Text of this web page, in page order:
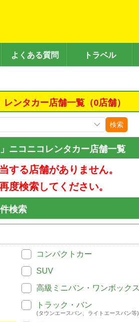
よくある質問 トラベル
ンタカー店舗一覧（0店舗）
検索
ニコニコレンタカー店舗一覧
する店舗がありません。
度検索してください。
検索
コンパクトカー
SUV
高級ミニバン・ワンボックス
トラック・バン
(タウンエースバン、ライトエースバン等)